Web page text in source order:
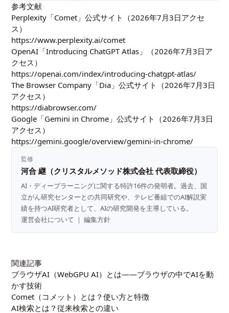
参考文献
Perplexity「Comet」公式サイト（2026年7月3日アクセ
ス）
https://www.perplexity.ai/comet
OpenAI「Introducing ChatGPT Atlas」（2026年7月3日ア
クセス）
https://openai.com/index/introducing-chatgpt-atlas/
The Browser Company「Dia」公式サイト（2026年7月3日
アクセス）
https://diabrowser.com/
Google「Gemini in Chrome」公式サイト（2026年7月3日
アクセス）
https://gemini.google/overview/gemini-in-chrome/
監修
河合 継（クリスタルメソッド株式会社 代表取締役）
AI・ディープラーニングに関する特許16件の発明者。過去、国
立がん研究センターとの共同研究や、テレビ番組でのAI解説実
績を持つAI研究者として、AIの研究開発を主導している。
運営会社について ｜編集方針
関連記事
ブラウザAI（WebGPU AI）とは——ブラウザの中でAIを動
かす技術
Comet（コメット）とは？使い方と特徴
AI検索とは？従来検索との違い